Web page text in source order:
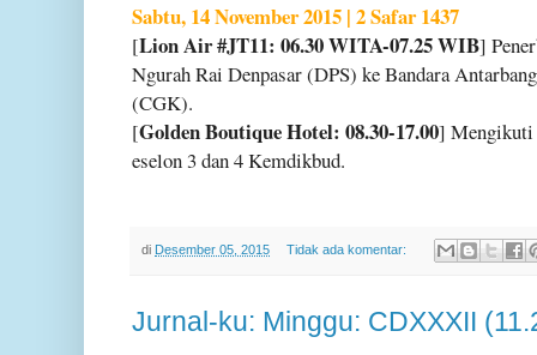
Sabtu, 14 November 2015 | 2 Safar 1437
[Lion Air #JT11: 06.30 WITA-07.25 WIB]
Ngurah Rai Denpasar (DPS) ke Bandara
(CGK).
[Golden Boutique Hotel: 08.30-17.00] Mengikuti
eselon 3 dan 4 Kemdikbud.
di Desember 05, 2015 Tidak ada komentar:
Jurnal-ku: Minggu: CDXXXII